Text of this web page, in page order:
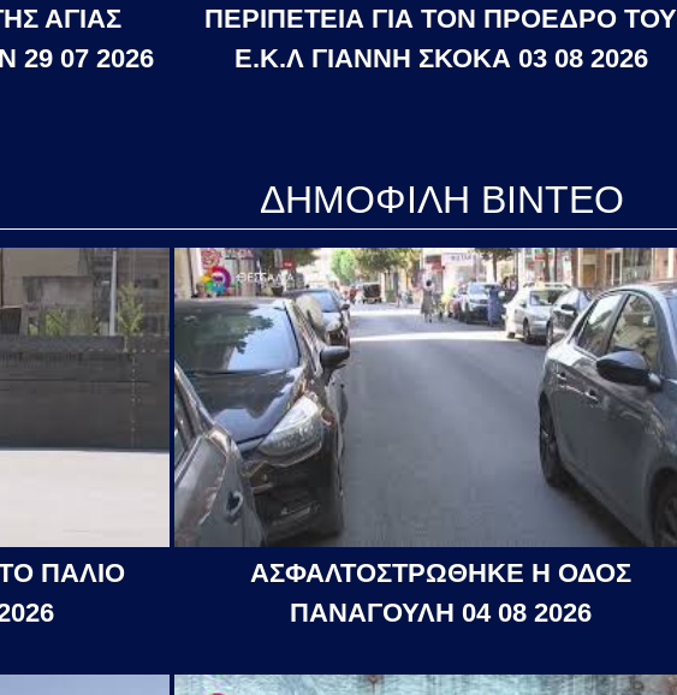
ΑΓΙΑΣ
07 2026
ΠΕΡΙΠΕΤΕΙΑ ΓΙΑ ΤΟΝ ΠΡΟΕΔΡΟ ΤΟΥ
Ε.Κ.Λ ΓΙΑΝΝΗ ΣΚΟΚΑ 03 08 2026
ΔΗΜΟΦΙΛΗ ΒΙΝΤΕΟ
ΠΑΛΙΟ
ΑΣΦΑΛΤΟΣΤΡΩΘΗΚΕ Η ΟΔΟΣ
ΠΑΝΑΓΟΥΛΗ 04 08 2026